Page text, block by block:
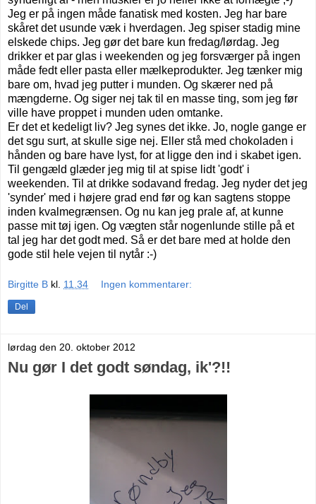
Jeg er på ingen måde fanatisk med kosten. Jeg har bare
skåret det usunde væk i hverdagen. Jeg spiser stadig mine
elskede chips. Jeg gør det bare kun fredag/lørdag. Jeg
drikker et par glas i weekenden og jeg forsværger på ingen
måde fedt eller pasta eller mælkeprodukter. Jeg tænker mig
bare om, hvad jeg putter i munden. Og skærer ned på
mængderne. Og siger nej tak til en masse ting, som jeg før
ville have proppet i munden uden omtanke.
Er det et kedeligt liv? Jeg synes det ikke. Jo, nogle gange er
det sgu surt, at skulle sige nej. Eller stå med chokoladen i
hånden og bare have lyst, for at ligge den ind i skabet igen.
Til gengæld glæder jeg mig til at spise lidt 'godt' i
weekenden. Til at drikke sodavand fredag. Jeg nyder det jeg
'synder' med i højere grad end før og kan sagtens stoppe
inden kvalmegrænsen. Og nu kan jeg prale af, at kunne
passe mit tøj igen. Og vægten står nogenlunde stille på et
tal jeg har det godt med. Så er det bare med at holde den
gode stil hele vejen til nytår :-)
Birgitte B kl. 11.34 Ingen kommentarer:
Del
lørdag den 20. oktober 2012
Nu gør I det godt søndag, ik'?!!